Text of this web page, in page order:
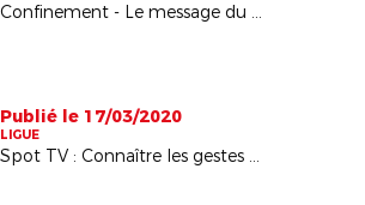
Confinement - Le message du Pôle Espoirs Féminin de Lyon
Publié le 17/03/2020
LIGUE
Spot TV : Connaître les gestes barrières pour se protéger et protéger ses proches du virus.